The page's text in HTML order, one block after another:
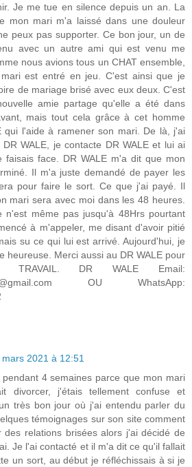
Je me tue en silence depuis un an. La
mon mari m'a laissé dans une douleur
peux pas supporter. Ce bon jour, un de
avec un autre ami qui est venu me
nous avions tous un CHAT ensemble,
est entré en jeu. C'est ainsi que je
de mariage brisé avec eux deux. C'est
amie partage qu'elle a été dans
mais tout cela grâce à cet homme
qui l'aide à ramener son mari. De là, j'ai
WALE, je contacte DR WALE et lui ai
face. DR WALE m'a dit que mon
Il m'a juste demandé de payer les
pour faire le sort. Ce que j'ai payé. Il
mari sera avec moi dans les 48 heures.
n'est même pas jusqu'à 48Hrs pourtant
à m'appeler, me disant d'avoir pitié
su ce qui lui est arrivé. Aujourd'hui, je
heureuse. Merci aussi au DR WALE pour
TRAVAIL. DR WALE Email:
OU WhatsApp:
mars 2021 à 12:51
4 semaines parce que mon mari
divorcer, j'étais tellement confuse et
très bon jour où j'ai entendu parler du
témoignages sur son site comment
des relations brisées alors j'ai décidé de
Je l'ai contacté et il m'a dit ce qu'il fallait
un sort, au début je réfléchissais à si je